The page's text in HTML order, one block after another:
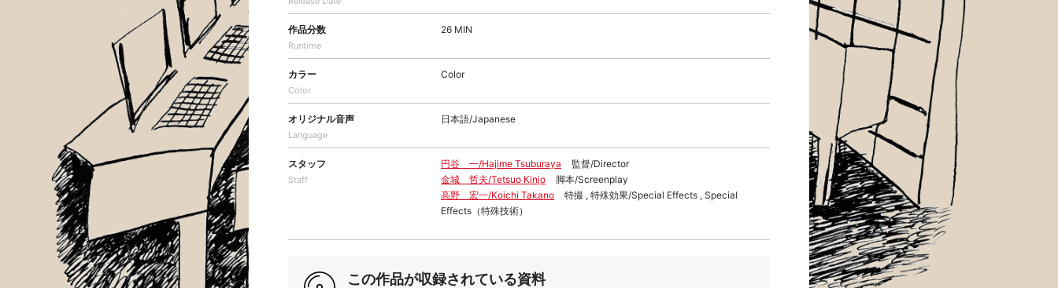
作品分数
Runtime
26 MIN
カラー
Color
Color
オリジナル音声
Language
日本語/Japanese
スタッフ
Staff
円谷 一/Hajime Tsuburaya
監督/Director
金城 哲夫/Tetsuo Kinjo
脚本/Screenplay
高野 宏一/Koichi Takano
特撮 , 特殊効果/Special Effects , Special
Effects（特殊技術）
この作品が収録されている資料